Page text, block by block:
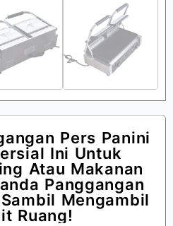
Pers Panini
Ini Untuk
Atau Makanan
Panggangan
Mengambil
Ruang!